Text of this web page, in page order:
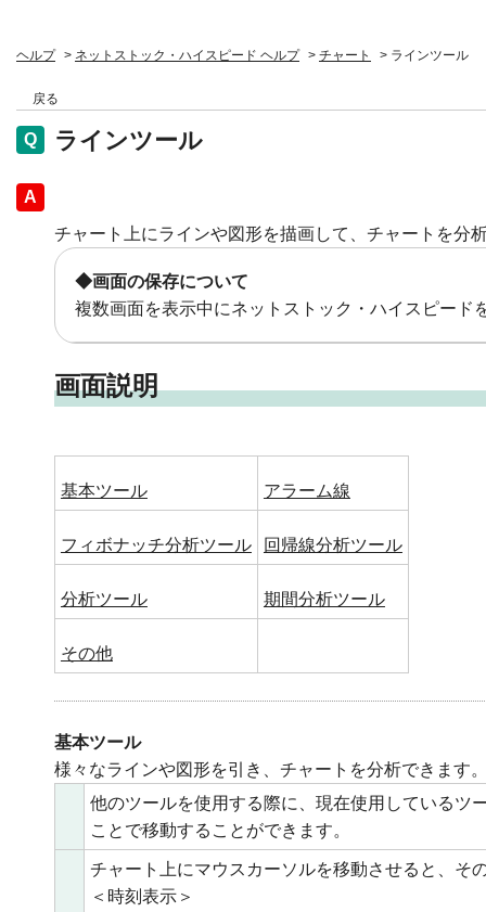
ヘルプ > ネットストック・ハイスピード ヘルプ > チャート > ラインツール
戻る
ラインツール
回答
チャート上にラインや図形を描画して、チャートを分
◆画面の保存について
複数画面を表示中にネットストック・ハイスピー
画面説明
基本ツール アラーム線
フィボナッチ分析ツール 回帰線分析ツール
分析ツール 期間分析ツール
その他
基本ツール
様々なラインや図形を引き、チャートを分析できます
他のツールを使用する際に、現在使用しているツ
ことで移動することができます。
チャート上にマウスカーソルを移動させると、そ
＜時刻表示＞